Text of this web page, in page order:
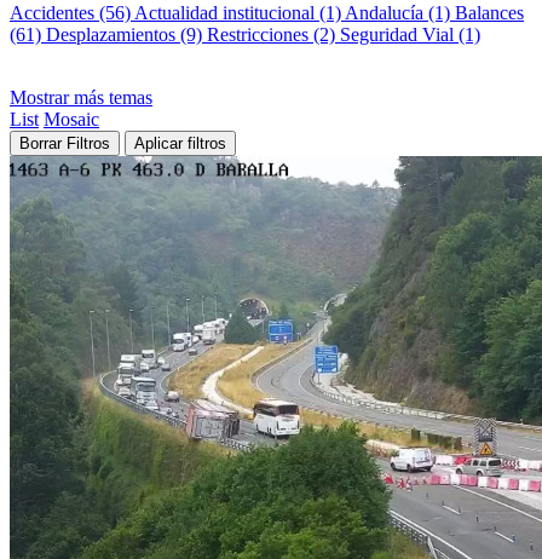
Accidentes (56) Actualidad institucional (1) Andalucía (1) Balances
(61) Desplazamientos (9) Restricciones (2) Seguridad Vial (1)
Mostrar más temas
List Mosaic
Borrar Filtros Aplicar filtros